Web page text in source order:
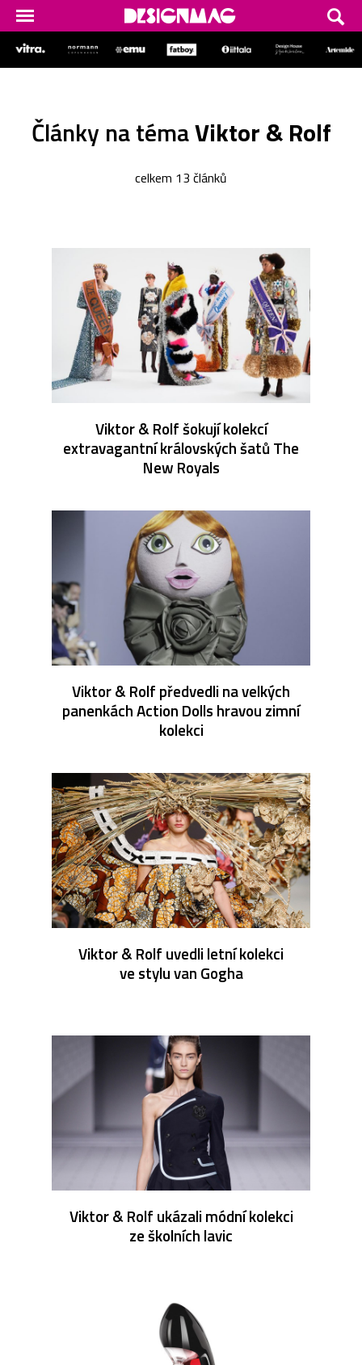
Články na témaViktor & Rolf
celkem 13 článků
Viktor & Rolf šokují kolekcí
extravagantní královských šatů The
New Royals
Viktor & Rolf předvedli na velkých
panenkách Action Dolls hravou zimní
kolekci
Viktor & Rolf uvedli letní kolekci
ve stylu van Gogha
Viktor & Rolf ukázali módní kolekci
ze školních lavic